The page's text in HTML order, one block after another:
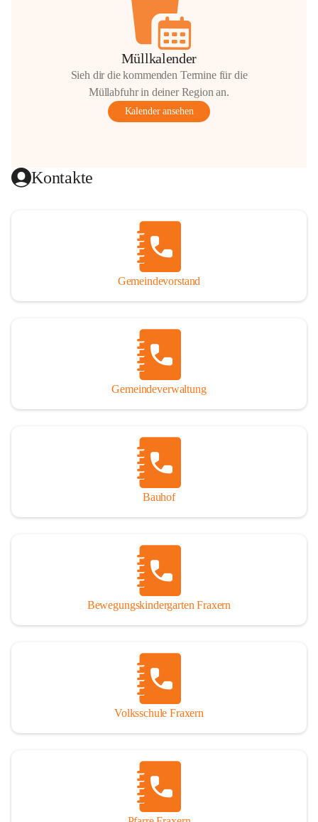
Müllkalender
Sieh dir die kommenden Termine für die
Müllabfuhr in deiner Region an.
Kalender ansehen
Kontakte
Gemeindevorstand
Gemeindeverwaltung
Bauhof
Bewegungskindergarten Fraxern
Volksschule Fraxern